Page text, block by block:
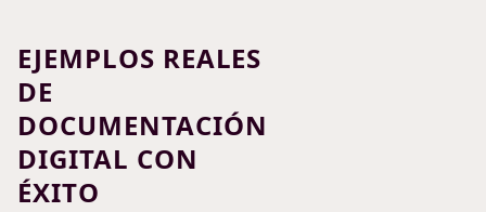
EJEMPLOS REALES
DE
DOCUMENTACIÓN
DIGITAL CON
ÉXITO